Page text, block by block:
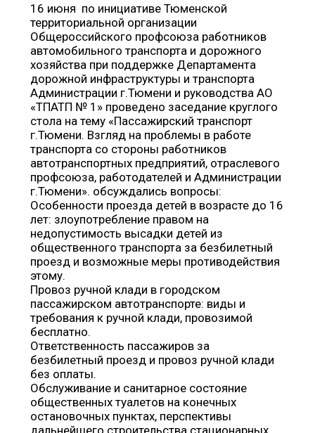
16 июня по инициативе Тюменской
территориальной организации
Общероссийского профсоюза работников
автомобильного транспорта и дорожного
хозяйства при поддержке Департамента
дорожной инфраструктуры и транспорта
Администрации г.Тюмени и руководства АО
«ТПАТП № 1» проведено заседание круглого
стола на тему «Пассажирский транспорт
г.Тюмени. Взгляд на проблемы в работе
транспорта со стороны работников
автотранспортных предприятий, отраслевого
профсоюза, работодателей и Администрации
г.Тюмени». обсуждались вопросы:
Особенности проезда детей в возрасте до 16
лет: злоупотребление правом на
недопустимость высадки детей из
общественного транспорта за безбилетный
проезд и возможные меры противодействия
этому.
Провоз ручной клади в городском
пассажирском автотранспорте: виды и
требования к ручной клади, провозимой
бесплатно.
Ответственность пассажиров за
безбилетный проезд и провоз ручной клади
без оплаты.
Обслуживание и санитарное состояние
общественных туалетов на конечных
остановочных пунктах, перспективы
дальнейшего строительства стационарных